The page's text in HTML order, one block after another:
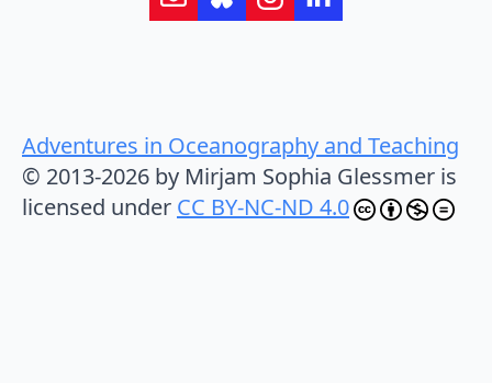
Adventures in Oceanography and Teaching
© 2013-2026 by Mirjam Sophia Glessmer is
licensed under CC BY-NC-ND 4.0